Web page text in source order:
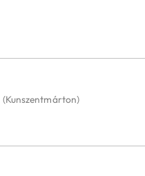
(Kunszentmárton)